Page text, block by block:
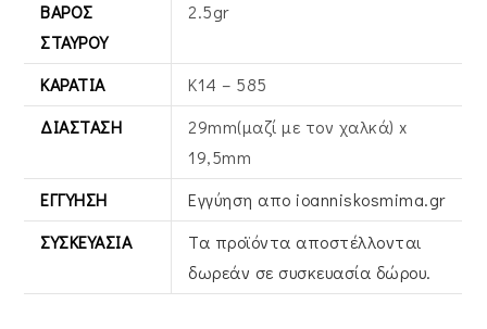
ΒΆΡΟΣ
ΣΤΑΥΡΟΎ
2.5gr
ΚΑΡΆΤΙΑ
Κ14 – 585
ΔΙΆΣΤΑΣΗ
29mm(μαζί με τον χαλκά) x
19,5mm
ΕΓΓΎΗΣΗ
Εγγύηση απο ioanniskosmima.gr
ΣΥΣΚΕΥΑΣΊΑ
Τα προϊόντα αποστέλλονται
δωρεάν σε συσκευασία δώρου.